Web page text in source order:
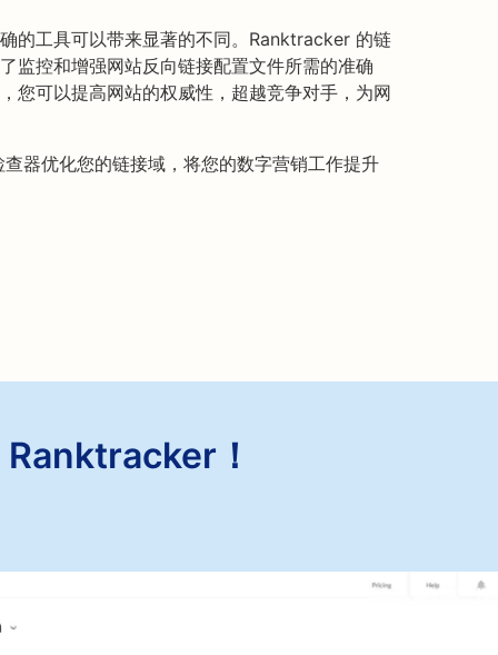
的工具可以带来显著的不同。Ranktracker 的链
监控和增强网站反向链接配置文件所需的准确
您可以提高网站的权威性，超越竞争对手，为网
器优化您的链接域，将您的数字营销工作提升
！